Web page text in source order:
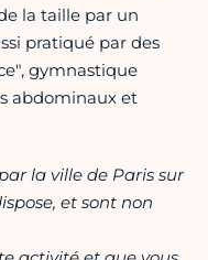
la taille par un
pratiqué par des
gymnastique
abdominaux et
la ville de Paris sur
et sont non